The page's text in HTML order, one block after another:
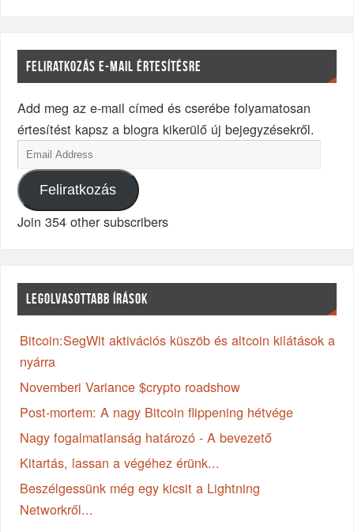
FELIRATKOZÁS E-MAIL ÉRTESÍTÉSRE
Add meg az e-mail címed és cserébe folyamatosan
értesítést kapsz a blogra kikerülő új bejegyzésekről.
Feliratkozás
Join 354 other subscribers
LEGOLVASOTTABB ÍRÁSOK
Bitcoin:SegWit aktivációs küszöb és altcoin kilátások a
nyárra
Novemberi Variance $crypto roadshow
Post-mortem: A nagy Bitcoin flippening hétvége
Nagy fogalmatlanság határozó - A bevezető
Kitartás, lassan a végéhez érünk...
Beszélgessünk még egy kicsit a Lightning
Networkről...